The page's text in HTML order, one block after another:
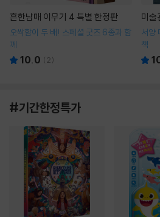
흔한남매 이무기 4 특별 한정판
오싹함이 두 배! 스페셜 굿즈 6종과 함
께
10.0 ( 2)
미술
서양
책
#기간한정특가